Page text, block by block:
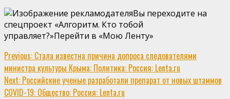
Вы переходите на
спецпроект «Алгоритм. Кто тобой
управляет?»Перейти в «Мою Ленту»
Continue
Reading
Previous: Стала известна причина допроса следователями
министра культуры Крыма: Политика: Россия: Lenta.ru
Next: Российские ученые разработали препарат от новых штаммов
COVID-19: Общество: Россия: Lenta.ru